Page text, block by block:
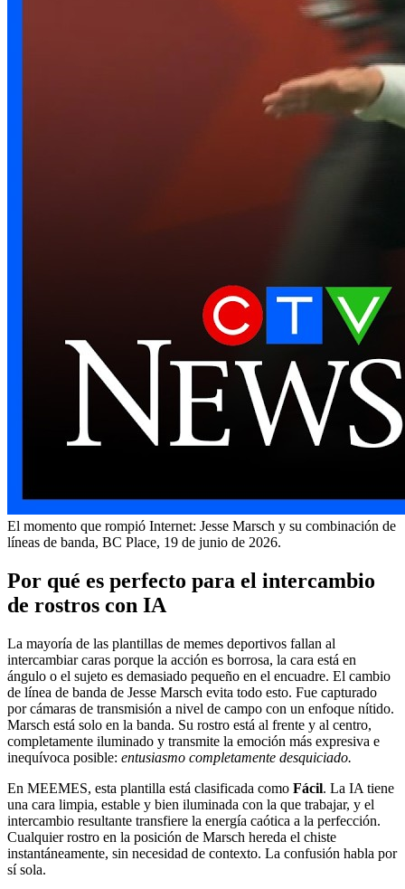
El momento que rompió Internet: Jesse Marsch y su combinación de
líneas de banda, BC Place, 19 de junio de 2026.
Por qué es perfecto para el intercambio
de rostros con IA
La mayoría de las plantillas de memes deportivos fallan al
intercambiar caras porque la acción es borrosa, la cara está en
ángulo o el sujeto es demasiado pequeño en el encuadre. El cambio
de línea de banda de Jesse Marsch evita todo esto. Fue capturado
por cámaras de transmisión a nivel de campo con un enfoque nítido.
Marsch está solo en la banda. Su rostro está al frente y al centro,
completamente iluminado y transmite la emoción más expresiva e
inequívoca posible: entusiasmo completamente desquiciado.
En MEEMES, esta plantilla está clasificada como Fácil. La IA tiene
una cara limpia, estable y bien iluminada con la que trabajar, y el
intercambio resultante transfiere la energía caótica a la perfección.
Cualquier rostro en la posición de Marsch hereda el chiste
instantáneamente, sin necesidad de contexto. La confusión habla por
sí sola.